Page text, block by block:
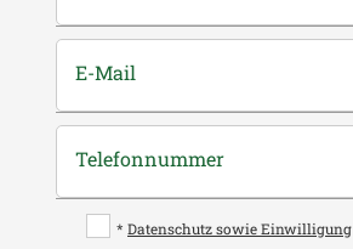
E-Mail
Telefonnummer
* Datenschutz sowie Einwilligung